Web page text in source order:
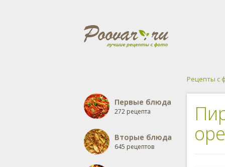
Первые блюда
272 рецепта
Вторые блюда
645 рецептов
Рецепты с